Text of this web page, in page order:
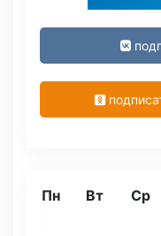
Пн Вт Ср